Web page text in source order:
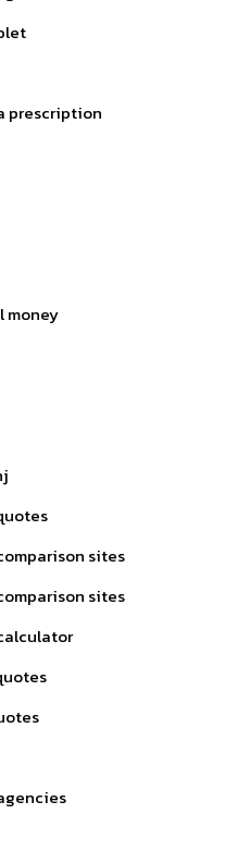
prescription
money
sites
sites